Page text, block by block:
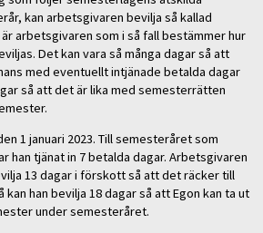
kan arbetsgivaren bevilja så kallad
arbetsgivaren som i så fall bestämmer hur
Det kan vara så många dagar så att
med eventuellt intjänade betalda dagar
så att det är lika med semesterrätten
1 januari 2023. Till semesteråret som
han tjänat in 7 betalda dagar. Arbetsgivaren
13 dagar i förskott så att det räcker till
han bevilja 18 dagar så att Egon kan ta ut
under semesteråret.